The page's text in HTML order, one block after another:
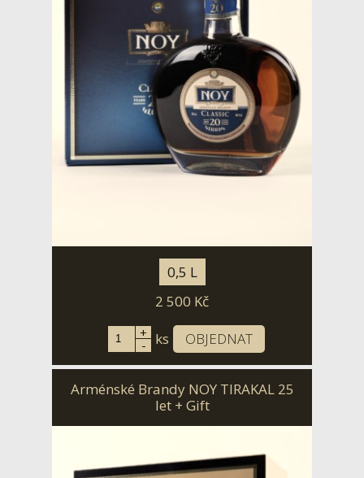
0,5 L
2 500 Kč
+
- ks OBJEDNAT
Arménské Brandy NOY TIRAKAL 25
let + Gift